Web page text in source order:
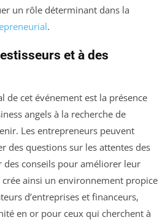
un rôle déterminant dans la
.
et à des
de cet événement est la présence
angels à la recherche de
Les entrepreneurs peuvent
des questions sur les attentes des
des conseils pour améliorer leur
ainsi un environnement propice
d’entreprises et financeurs,
en or pour ceux qui cherchent à